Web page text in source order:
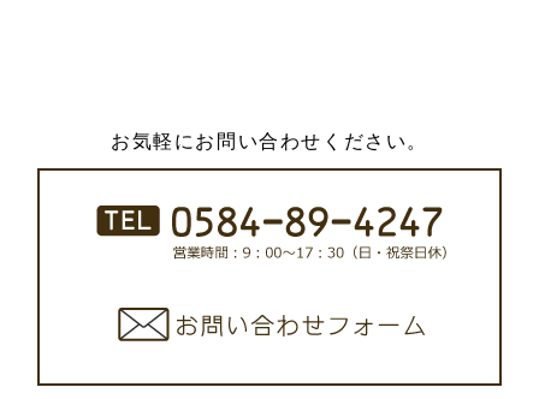
お気軽にお問い合わせください。